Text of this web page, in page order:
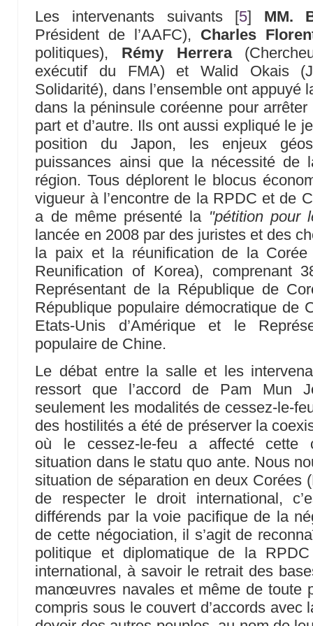
Les intervenants suivants[5]
MM.
Président de l’AAFC), Charles
politiques), Rémy Herrera
exécutif du FMA) et Walid Okais
Solidarité), dans l’ensemble ont appuyé
dans la péninsule coréenne pour arrêter
part et d’autre. Ils ont aussi expliqué le
position du Japon, les enjeux
puissances ainsi que la nécessité de
région. Tous déplorent le blocus
vigueur à l’encontre de la RPDC et de
a de même présenté la "pétition pour
lancée en 2008 par des juristes et des
la paix et la réunification de la
Reunification of Korea), comprenant
Représentant de la République de
République populaire démocratique de
Etats-Unis d’Amérique et le
populaire de Chine.
Le débat entre la salle et les
ressort que l’accord de Pam Mun
seulement les modalités de cessez-le-
des hostilités a été de préserver la
où le cessez-le-feu a affecté cette
situation dans le statu quo ante. Nous
situation de séparation en deux Corées
de respecter le droit international,
différends par la voie pacifique de la
de cette négociation, il s’agit de
politique et diplomatique de la
international, à savoir le retrait des
manœuvres navales et même de toute
compris sous le couvert d’accords avec